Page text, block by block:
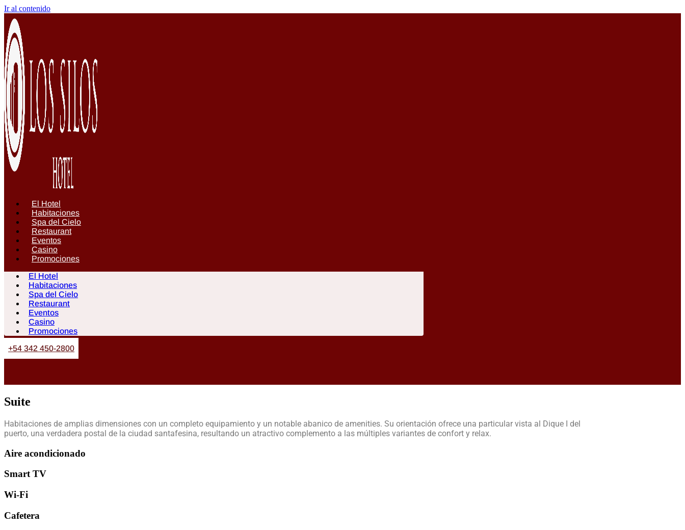
Ir al contenido
El Hotel
Habitaciones
Spa del Cielo
Restaurant
Eventos
Casino
Promociones
El Hotel
Habitaciones
Spa del Cielo
Restaurant
Eventos
Casino
Promociones
+54 342 450-2800
Suite
Habitaciones de amplias dimensiones con un completo equipamiento y un notable abanico de amenities. Su orientación ofrece una particular vista al Dique I del
puerto, una verdadera postal de la ciudad santafesina, resultando un atractivo complemento a las múltiples variantes de confort y relax.
Aire acondicionado
Smart TV
Wi-Fi
Cafetera